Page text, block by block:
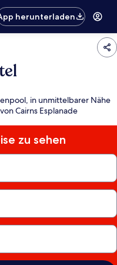
herunterladen
in unmittelbarer Nähe
Cairns Esplanade
zu sehen